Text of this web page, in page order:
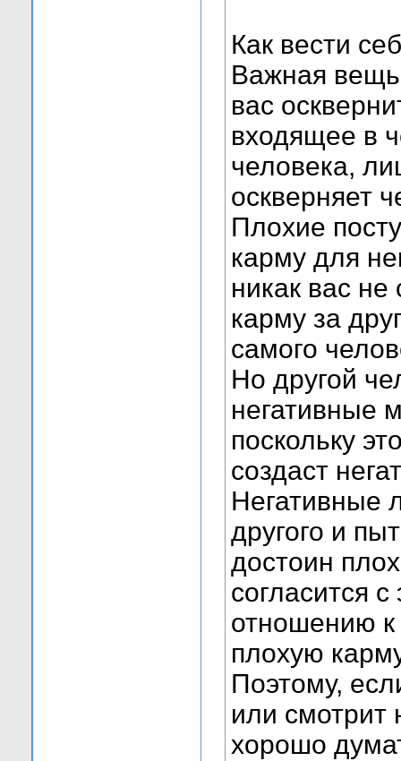
Как вести
Важная вещь
вас
входящее в
человека,
оскверняет
Плохие
карму для
никак вас не
карму за
самого
Но другой
негативные
поскольку
создаст
Негативные
другого и
достоин
согласится
отношению к
плохую
Поэтому,
или смотрит
хорошо